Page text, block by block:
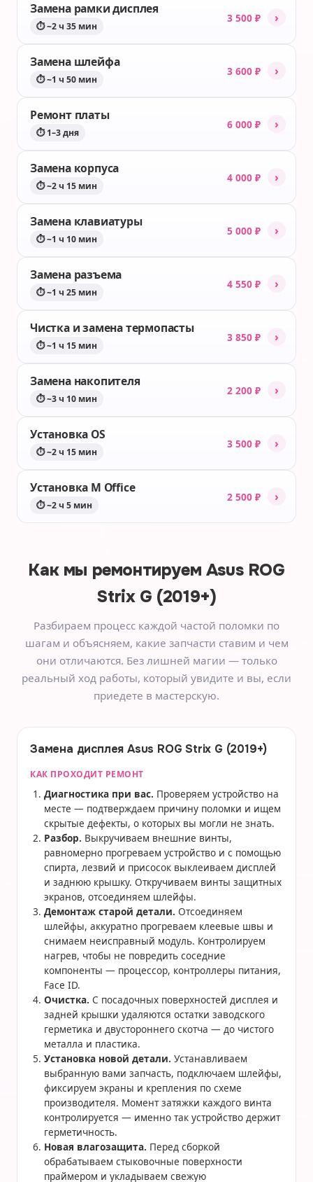
Замена рамки дисплея
⏱ ~2 ч 35 мин
3 500 ₽ ›
Замена шлейфа
⏱ ~1 ч 50 мин
3 600 ₽ ›
Ремонт платы
⏱ 1–3 дня
6 000 ₽ ›
Замена корпуса
⏱ ~2 ч 15 мин
4 000 ₽ ›
Замена клавиатуры
⏱ ~1 ч 10 мин
5 000 ₽ ›
Замена разъема
⏱ ~1 ч 25 мин
4 550 ₽ ›
Чистка и замена термопасты
⏱ ~1 ч 15 мин
3 850 ₽ ›
Замена накопителя
⏱ ~3 ч 10 мин
2 200 ₽ ›
Установка OS
⏱ ~2 ч 15 мин
3 500 ₽ ›
Установка M Office
⏱ ~2 ч 5 мин
2 500 ₽ ›
Как мы ремонтируем Asus ROG
Strix G (2019+)
Разбираем процесс каждой частой поломки по
шагам и объясняем, какие запчасти ставим и чем
они отличаются. Без лишней магии — только
реальный ход работы, который увидите и вы, если
приедете в мастерскую.
Замена дисплея Asus ROG Strix G (2019+)
КАК ПРОХОДИТ РЕМОНТ
Диагностика при вас. Проверяем устройство на
месте — подтверждаем причину поломки и ищем
скрытые дефекты, о которых вы могли не знать.
Разбор. Выкручиваем внешние винты,
равномерно прогреваем устройство и с помощью
спирта, лезвий и присосок выклеиваем дисплей
и заднюю крышку. Откручиваем винты защитных
экранов, отсоединяем шлейфы.
Демонтаж старой детали. Отсоединяем
шлейфы, аккуратно прогреваем клеевые швы и
снимаем неисправный модуль. Контролируем
нагрев, чтобы не повредить соседние
компоненты — процессор, контроллеры питания,
Face ID.
Очистка. С посадочных поверхностей дисплея и
задней крышки удаляются остатки заводского
герметика и двустороннего скотча — до чистого
металла и пластика.
Установка новой детали. Устанавливаем
выбранную вами запчасть, подключаем шлейфы,
фиксируем экраны и крепления по схеме
производителя. Момент затяжки каждого винта
контролируется — именно так устройство держит
герметичность.
Новая влагозащита. Перед сборкой
обрабатываем стыковочные поверхности
праймером и укладываем свежую